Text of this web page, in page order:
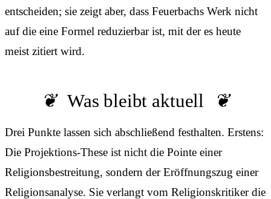
entscheiden; sie zeigt aber, dass Feuerbachs Werk nicht
auf die eine Formel reduzierbar ist, mit der es heute
meist zitiert wird.
Was bleibt aktuell
Drei Punkte lassen sich abschließend festhalten. Erstens:
Die Projektions-These ist nicht die Pointe einer
Religionsbestreitung, sondern der Eröffnungszug einer
Religionsanalyse. Sie verlangt vom Religionskritiker die